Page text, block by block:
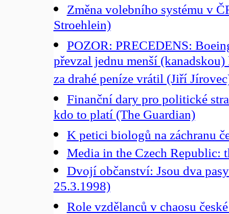
Změna volebního systému v
Stroehlein)
POZOR: PRECEDENS:
převzal jednu menší
za drahé peníze vrátil (Jiří
Finanční dary pro politické
kdo to platí (The Guardian)
K petici biologů na záchranu
Media in the Czech Republic:
Dvojí občanství: Jsou dva
25.3.1998)
Role vzdělanců v chaosu